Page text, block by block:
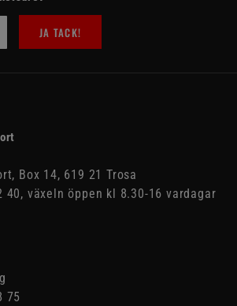
JA TACK!
Box 14, 619 21 Trosa
40, växeln öppen kl 8.30-16 vardagar
75